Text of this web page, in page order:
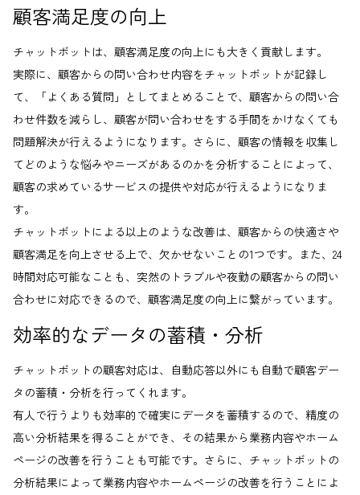
顧客満足度の向上
チャットボットは、顧客満足度の向上にも大きく貢献します。
実際に、顧客からの問い合わせ内容をチャットボットが記録し
て、「よくある質問」としてまとめることで、顧客からの問い合
わせ件数を減らし、顧客が問い合わせをする手間をかけなくても
問題解決が行えるようになります。さらに、顧客の情報を収集し
てどのような悩みやニーズがあるのかを分析することによって、
顧客の求めているサービスの提供や対応が行えるようになりま
す。
チャットボットによる以上のような改善は、顧客からの快適さや
顧客満足を向上させる上で、欠かせないことの1つです。また、24
時間対応可能なことも、突然のトラブルや夜勤の顧客からの問い
合わせに対応できるので、顧客満足度の向上に繋がっています。
効率的なデータの蓄積・分析
チャットボットの顧客対応は、自動応答以外にも自動で顧客デー
タの蓄積・分析を行ってくれます。
有人で行うよりも効率的で確実にデータを蓄積するので、精度の
高い分析結果を得ることができ、その結果から業務内容やホーム
ページの改善を行うことも可能です。さらに、チャットボットの
分析結果によって業務内容やホームページの改善を行うことによ